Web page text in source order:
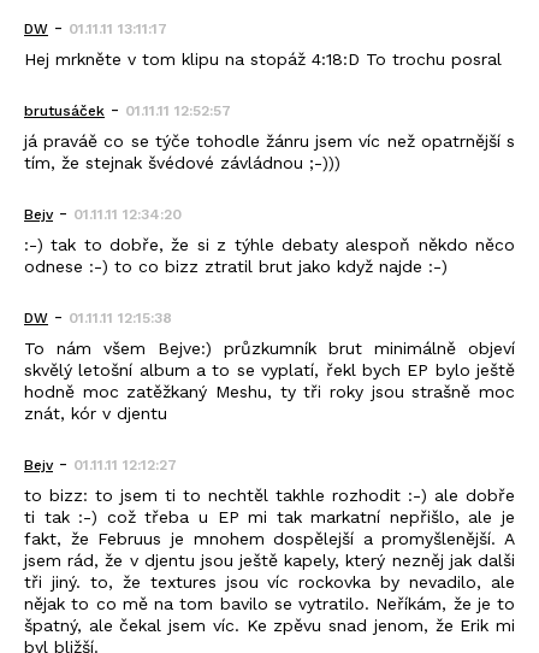
DW - 01.11.11 13:11:17
Hej mrkněte v tom klipu na stopáž 4:18:D To trochu posral
brutusáček - 01.11.11 12:52:57
já praváě co se týče tohodle žánru jsem víc než opatrnější s
tím, že stejnak švédové závládnou ;-)))
Bejv- 01.11.11 12:34:20
:-) tak to dobře, že si z týhle debaty alespoň někdo něco
odnese :-) to co bizz ztratil brut jako když najde :-)
DW - 01.11.11 12:15:38
To nám všem Bejve:) průzkumník brut minimálně objeví
skvělý letošní album a to se vyplatí, řekl bych EP bylo ještě
hodně moc zatěžkaný Meshu, ty tři roky jsou strašně moc
znát, kór v djentu
Bejv- 01.11.11 12:12:27
to bizz: to jsem ti to nechtěl takhle rozhodit :-) ale dobře
ti tak :-) což třeba u EP mi tak markatní nepřišlo, ale je
fakt, že Februus je mnohem dospělejší a promyšlenější. A
jsem rád, že v djentu jsou ještě kapely, který nezněj jak dalši
tři jiný. to, že textures jsou víc rockovka by nevadilo, ale
nějak to co mě na tom bavilo se vytratilo. Neříkám, že je to
špatný, ale čekal jsem víc. Ke zpěvu snad jenom, že Erik mi
byl bližší.